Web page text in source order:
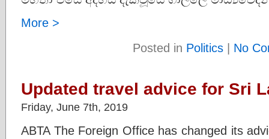
More >
Posted in Politics | No
Updated travel advice for Sri
Friday, June 7th, 2019
ABTA The Foreign Office has changed its